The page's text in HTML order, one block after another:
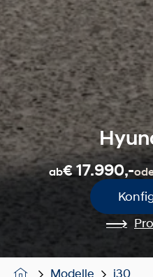
ab€ 17.990,-
Modelle i30